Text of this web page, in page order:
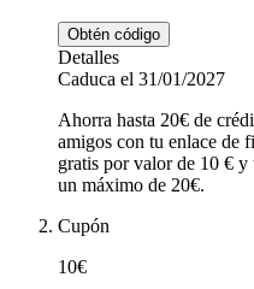
adidas
Vueling
Inglés
Farmacia
Animales
Obtén código
Detalles
Caduca el 31/01/2027
Ahorra hasta 20€ de
amigos con tu enlace de
gratis por valor de 10 €
un máximo de 20€.
Cupón
10€